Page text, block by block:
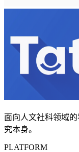
面向人文社科领域
究本身。
PLATFORM